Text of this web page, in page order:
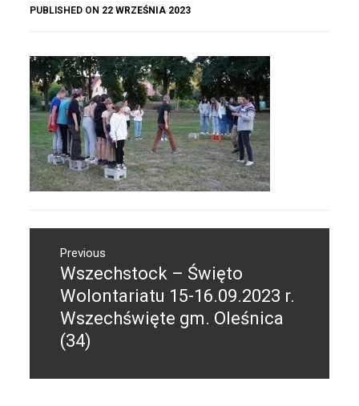
PUBLISHED ON 22 WRZEŚNIA 2023
wpisuPrevious
Previous
post:
Wszechstock – Święto
Wolontariatu 15-16.09.2023 r.
Wszechświęte gm. Oleśnica
(34)